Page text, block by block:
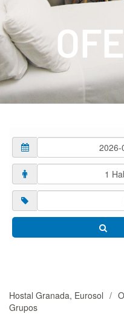
Hostal Granada, Eurosol
Grupos